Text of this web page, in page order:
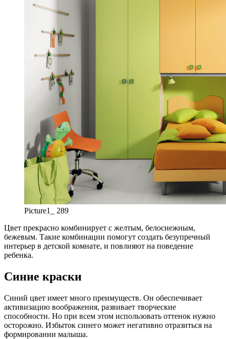
Picture1_ 289
Цвет прекрасно комбинирует с желтым, белоснежным,
бежевым. Такие комбинации помогут создать безупречный
интерьер в детской комнате, и повлияют на поведение
ребенка.
Синие краски
Синий цвет имеет много преимуществ. Он обеспечивает
активизацию воображения, развивает творческие
способности. Но при всем этом использовать оттенок нужно
осторожно. Избыток синего может негативно отразиться на
формировании малыша.